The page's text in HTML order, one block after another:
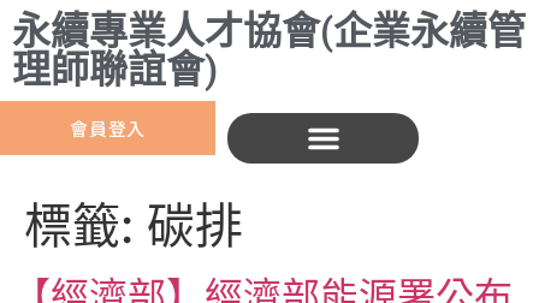
永續專業人才協會(企業永續管
理師聯誼會)
會員登入
標籤: 碳排